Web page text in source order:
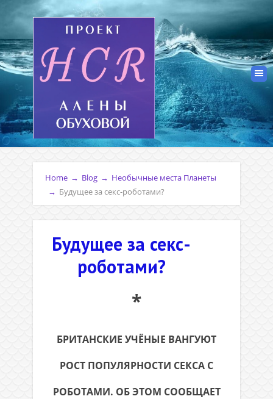
Home → Blog → Необычные места Планеты
→ Будущее за секс-роботами?
Будущее за секс-
роботами?
*
БРИТАНСКИЕ УЧЁНЫЕ ВАНГУЮТ
РОСТ ПОПУЛЯРНОСТИ СЕКСА С
РОБОТАМИ. ОБ ЭТОМ СООБЩАЕТ